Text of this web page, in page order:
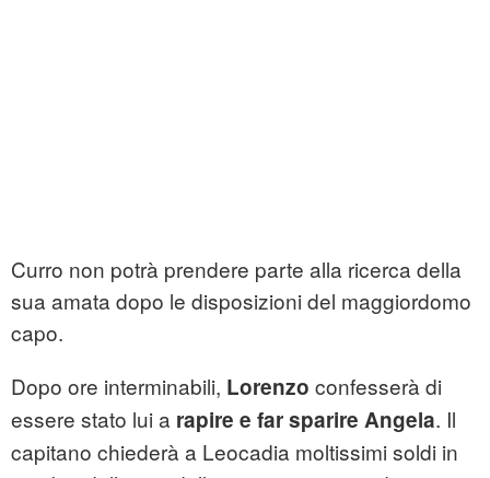
Curro non potrà prendere parte alla ricerca della
sua amata dopo le disposizioni del maggiordomo
capo.
Dopo ore interminabili, Lorenzo confesserà di
essere stato lui a rapire e far sparire Angela. Il
capitano chiederà a Leocadia moltissimi soldi in